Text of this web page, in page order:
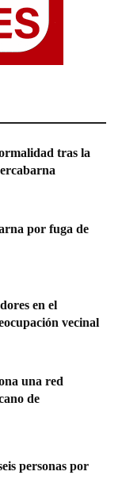
tras la
por fuga de
en el
vecinal
una red
de
personas por